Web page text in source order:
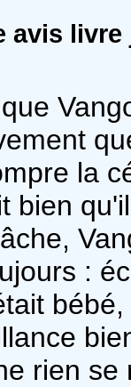
avis
la
bien
:
rien